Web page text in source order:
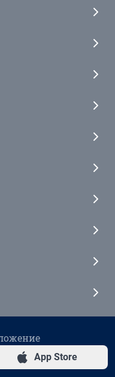
App Store